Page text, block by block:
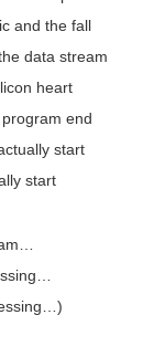
and the fall
data stream
heart
end
start
start